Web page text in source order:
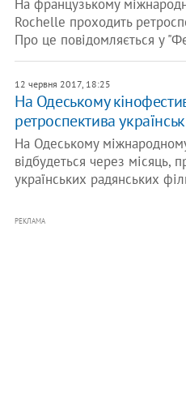
На французькому
Rochelle проходить
Про це повідомляється у
12 червня 2017, 18:25
На Одеському
ретроспектива
На Одеському
відбудеться через місяць,
українських радянських
РЕКЛАМА